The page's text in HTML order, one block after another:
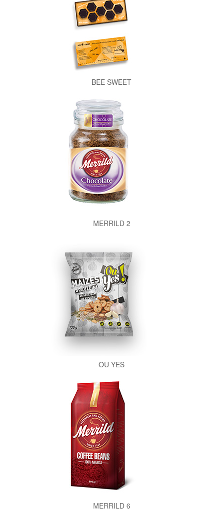
BEE SWEET
MERRILD 2
OU YES
MERRILD 6